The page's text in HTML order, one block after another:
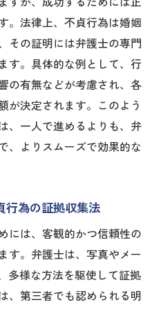
。法律上、不貞行為は婚姻
その証明には弁護士の専門
す。具体的な例として、行
の有無などが考慮され、各
が決定されます。このよう
、一人で進めるよりも、弁
、よりスムーズで効果的な
行為の証拠収集法
には、客観的かつ信頼性の
す。弁護士は、写真やメー
多様な方法を駆使して証拠
、第三者でも認められる明